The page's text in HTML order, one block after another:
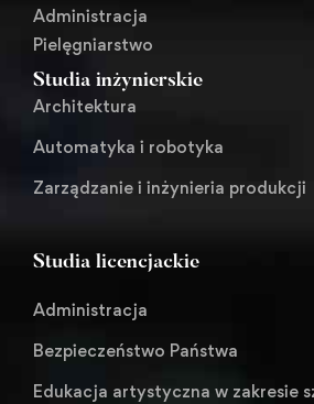
Administracja
Pielęgniarstwo
Studia inżynierskie
Architektura
Automatyka i robotyka
Zarządzanie i inżynieria produkcji
Studia licencjackie
Administracja
Bezpieczeństwo Państwa
Edukacja artystyczna w zakresie